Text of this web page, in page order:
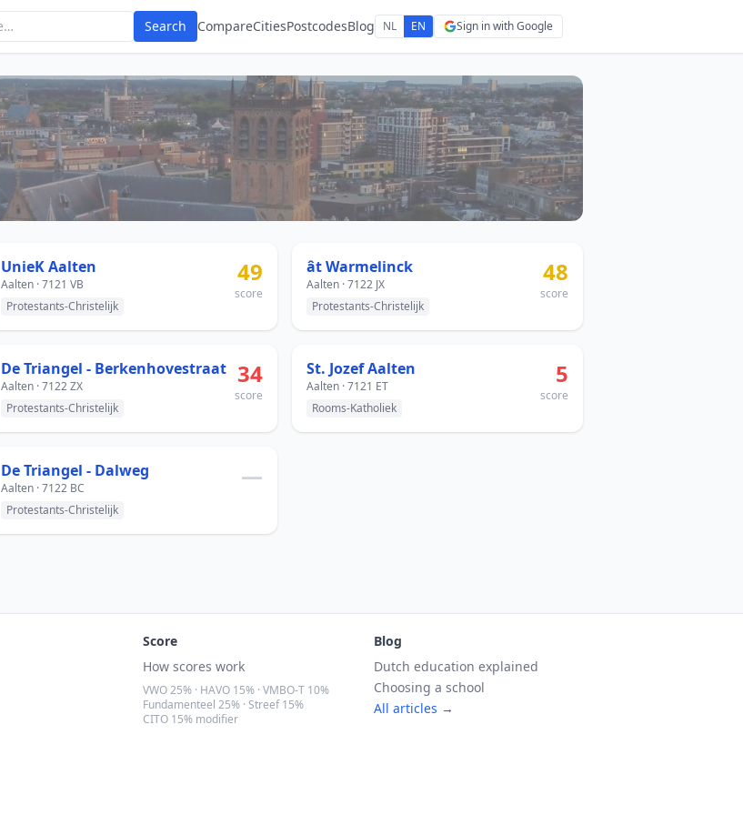
Search CompareCitiesPostcodesBlog NL EN Sign in with Google
UnieK Aalten
Aalten · 7121 VB
Protestants-Christelijk
49
score
ât Warmelinck
Aalten · 7122 JX
Protestants-Christelijk
48
score
De Triangel - Berkenhovestraat
Aalten · 7122 ZX
Protestants-Christelijk
34
score
St. Jozef Aalten
Aalten · 7121 ET
Rooms-Katholiek
5
score
De Triangel - Dalweg
Aalten · 7122 BC
Protestants-Christelijk
—
Score
How scores work
VWO 25% · HAVO 15% · VMBO-T 10%
Fundamenteel 25% · Streef 15%
CITO 15% modifier
Blog
Dutch education explained
Choosing a school
All articles →